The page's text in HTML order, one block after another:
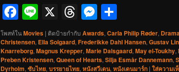
Facebook
Line
X Threads
Messenger
โพสท์ในMovies | ติดป้ายกำกับ Awards, Carla Philip Røder,
Christensen, Ella Solgaard, Frederikke Dahl Hansen, Gustav
Knarreborg, Magnus Krepper, Marie Dalsgaard, May el-Toukhy,
Preben Kristensen, Queen of Hearts, Silja Esmår Dannemann,
Dyrholm, ซับไทย, บรรยายไทย, หนังสวีเดน, หนังเดนมาร์ก | ใส่ความเ